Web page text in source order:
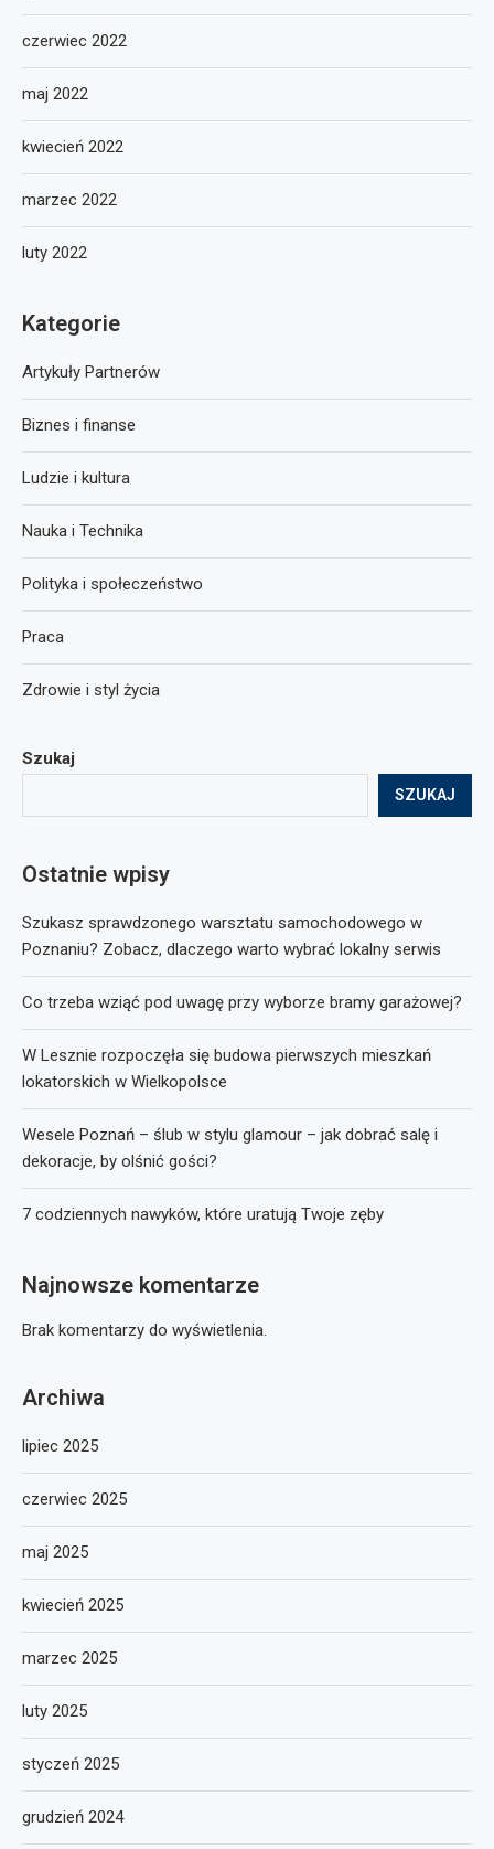
Szukaj
SZUKAJ
Ostatnie wpisy
Szukasz sprawdzonego warsztatu samochodowego w
Poznaniu? Zobacz, dlaczego warto wybrać lokalny serwis
Co trzeba wziąć pod uwagę przy wyborze bramy garażowej?
W Lesznie rozpoczęła się budowa pierwszych mieszkań
lokatorskich w Wielkopolsce
Wesele Poznań – ślub w stylu glamour – jak dobrać salę i
dekoracje, by olśnić gości?
7 codziennych nawyków, które uratują Twoje zęby
Najnowsze komentarze
Brak komentarzy do wyświetlenia.
Archiwa
lipiec 2025
czerwiec 2025
maj 2025
kwiecień 2025
marzec 2025
luty 2025
styczeń 2025
grudzień 2024
czerwiec 2022
maj 2022
kwiecień 2022
marzec 2022
luty 2022
Kategorie
Artykuły Partnerów
Biznes i finanse
Ludzie i kultura
Nauka i Technika
Polityka i społeczeństwo
Praca
Zdrowie i styl życia